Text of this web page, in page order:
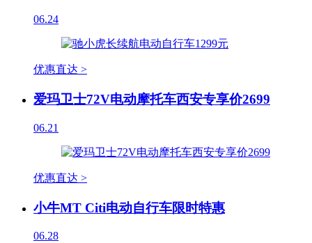
06.24
优惠直达 >
爱玛卫士72V电动摩托车西安专享价2699
06.21
优惠直达 >
小牛MT Citi电动自行车限时特惠
06.28